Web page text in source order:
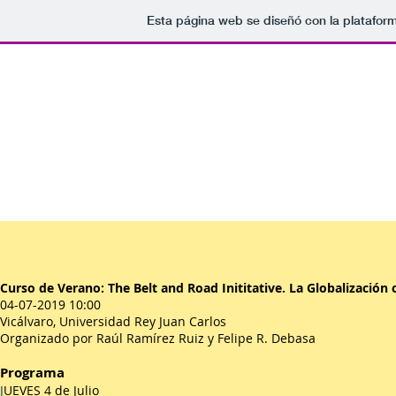
Esta página web se diseñó con la
Curso de Verano: The Belt and Road Inititative. La Globalización
04-07-2019 10:00
Vicálvaro, Universidad Rey Juan Carlos
Organizado por Raúl Ramírez Ruiz y Felipe R. Debasa
Programa
JUEVES 4 de Julio